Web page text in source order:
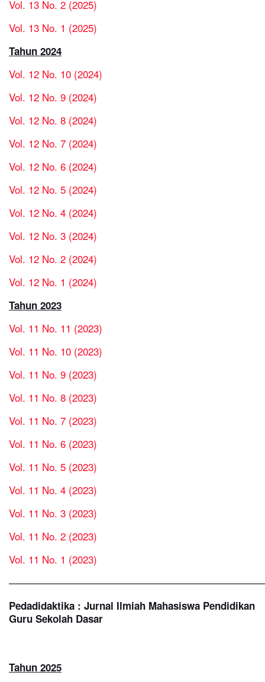
Vol. 13 No. 2 (2025)
Vol. 13 No. 1 (2025)
Tahun 2024
Vol. 12 No. 10 (2024)
Vol. 12 No. 9 (2024)
Vol. 12 No. 8 (2024)
Vol. 12 No. 7 (2024)
Vol. 12 No. 6 (2024)
Vol. 12 No. 5 (2024)
Vol. 12 No. 4 (2024)
Vol. 12 No. 3 (2024)
Vol. 12 No. 2 (2024)
Vol. 12 No. 1 (2024)
Tahun 2023
Vol. 11 No. 11 (2023)
Vol. 11 No. 10 (2023)
Vol. 11 No. 9 (2023)
Vol. 11 No. 8 (2023)
Vol. 11 No. 7 (2023)
Vol. 11 No. 6 (2023)
Vol. 11 No. 5 (2023)
Vol. 11 No. 4 (2023)
Vol. 11 No. 3 (2023)
Vol. 11 No. 2 (2023)
Vol. 11 No. 1 (2023)
Pedadidaktika : Jurnal Ilmiah Mahasiswa Pendidikan
Guru Sekolah Dasar
Tahun 2025